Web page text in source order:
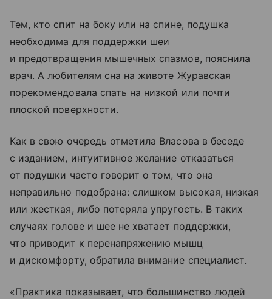
Тем, кто спит на боку или на спине, подушка
необходима для поддержки шеи
и предотвращения мышечных спазмов, пояснила
врач. А любителям сна на животе Журавская
порекомендовала спать на низкой или почти
плоской поверхности.
Как в свою очередь отметила Власова в беседе
с изданием, интуитивное желание отказаться
от подушки часто говорит о том, что она
неправильно подобрана: слишком высокая, низкая
или жесткая, либо потеряла упругость. В таких
случаях голове и шее не хватает поддержки,
что приводит к перенапряжению мышц
и дискомфорту, обратила внимание специалист.
«Практика показывает, что большинство людей